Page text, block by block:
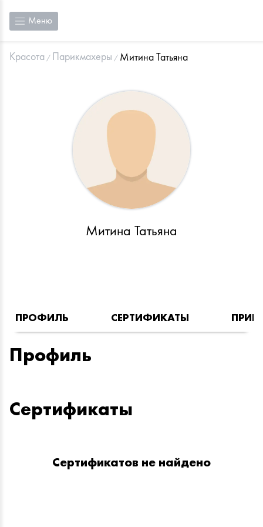
Меню
Красота Парикмахеры Митина Татьяна
Митина Татьяна
ПРОФИЛЬ СЕРТИФИКАТЫ
Профиль
Сертификаты
Сертификатов не найдено